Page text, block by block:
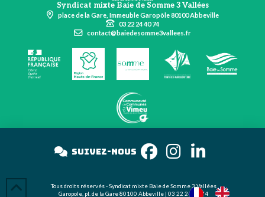
Syndicat mixte Baie de Somme 3 Vallées
place de la Gare, Immeuble Garopôle 80100 Abbeville
03 22 24 40 74
contact@baiedesomme3vallees.fr
Suivez-nouss
Tous droits réservés - Syndicat mixte Baie de Somme 3 Vallées
Garopole, pl. de la Gare 80100 Abbeville | 03 22 24 40 74